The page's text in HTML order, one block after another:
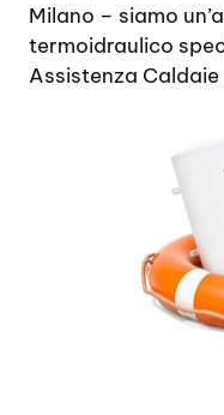
Milano – siamo
termoidraulico
Assistenza Caldaie